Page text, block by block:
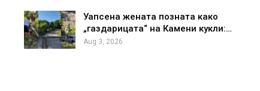
Уапсена жената позната како
„газдарицата“ на Камени кукли:…
Aug 3, 2026